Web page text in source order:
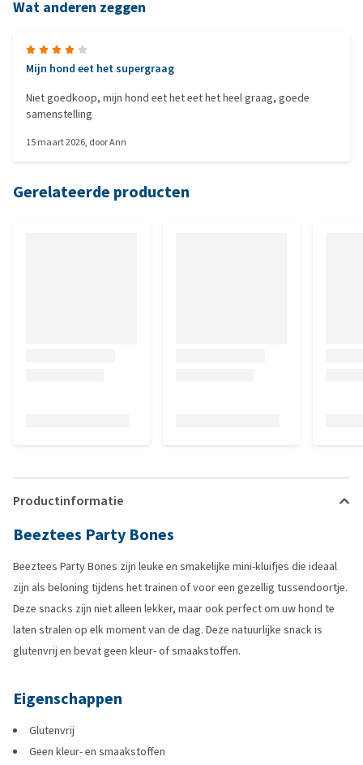
Wat anderen zeggen
Mijn hond eet het supergraag
Niet goedkoop, mijn hond eet het eet het heel graag, goede
samenstelling
15 maart 2026, doorAnn
Gerelateerde producten
Productinformatie
Beeztees Party Bones
Beeztees Party Bones zijn leuke en smakelijke mini-kluifjes die ideaal
zijn als beloning tijdens het trainen of voor een gezellig tussendoortje.
Deze snacks zijn niet alleen lekker, maar ook perfect om uw hond te
laten stralen op elk moment van de dag. Deze natuurlijke snack is
glutenvrij en bevat geen kleur- of smaakstoffen.
Eigenschappen
Glutenvrij
Geen kleur- en smaakstoffen